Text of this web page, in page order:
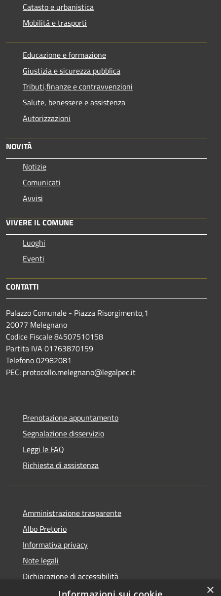
Catasto e urbanistica
Mobilità e trasporti
Educazione e formazione
Giustizia e sicurezza pubblica
Tributi,finanze e contravvenzioni
Salute, benessere e assistenza
Autorizzazioni
NOVITÀ
Notizie
Comunicati
Avvisi
VIVERE IL COMUNE
Luoghi
Eventi
CONTATTI
Palazzo Comunale - Piazza Risorgimento,1
20077 Melegnano
Codice Fiscale 84507510158
Partita IVA 01763870159
Telefono 02982081
PEC: protocollo.melegnano@legalpec.it
Prenotazione appuntamento
Segnalazione disservizio
Leggi le FAQ
Richiesta di assistenza
Amministrazione trasparente
Albo Pretorio
Informativa privacy
Note legali
Dichiarazione di accessibilità
Attuazione PNRR
×